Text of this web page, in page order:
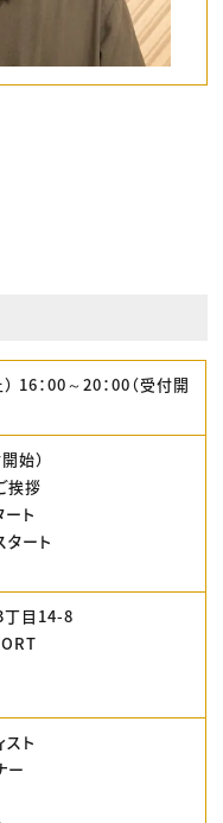
16：00～20：00（受付開
始）
挨拶
ート
ート
丁目14-8
スト
ー